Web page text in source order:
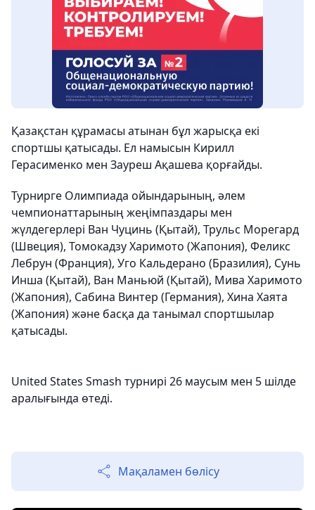
Қазақстан құрамасы атынан бұл жарысқа екі
спортшы қатысады. Ел намысын Кирилл
Герасименко мен Зауреш Ақашева қорғайды.
Турнирге Олимпиада ойындарының, әлем
чемпионаттарының жеңімпаздары мен
жүлдегерлері Ван Чуцинь (Қытай), Трульс Морегард
(Швеция), Томокадзу Харимото (Жапония), Феликс
Лебрун (Франция), Уго Кальдерано (Бразилия), Сунь
Инша (Қытай), Ван Маньюй (Қытай), Мива Харимото
(Жапония), Сабина Винтер (Германия), Хина Хаята
(Жапония) және басқа да танымал спортшылар
қатысады.
United States Smash турнирі 26 маусым мен 5 шілде
аралығында өтеді.
Мақаламен бөлісу